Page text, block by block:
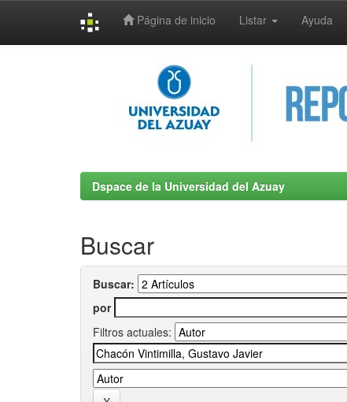
Página de inicio Listar Ayuda
Dspace de la Universidad del Azuay
Buscar
Buscar:
por
Filtros actuales: